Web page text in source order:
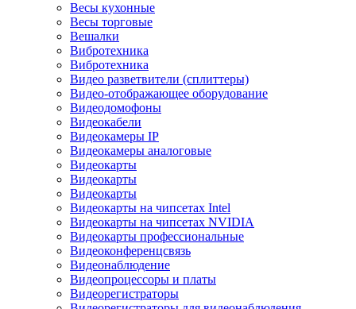
Весы кухонные
Весы торговые
Вешалки
Вибротехника
Вибротехника
Видео разветвители (сплиттеры)
Видео-отображающее оборудование
Видеодомофоны
Видеокабели
Видеокамеры IP
Видеокамеры аналоговые
Видеокарты
Видеокарты
Видеокарты
Видеокарты на чипсетах Intel
Видеокарты на чипсетах NVIDIA
Видеокарты профессиональные
Видеоконференцсвязь
Видеонаблюдение
Видеопроцессоры и платы
Видеорегистраторы